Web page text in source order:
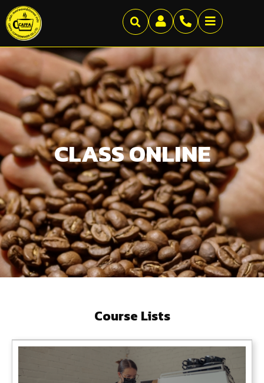
CLASS ONLINE
Course Lists